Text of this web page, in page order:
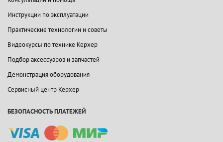
Инструкции по эксплуатации
Практические технологии и советы
Видеокурсы по технике Керхер
Подбор аксессуаров и запчастей
Демонстрация оборудования
Сервисный центр Керхер
БЕЗОПАСНОСТЬ ПЛАТЕЖЕЙ